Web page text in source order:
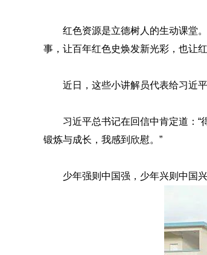
红色资源是立德树人的生动课堂
事，让百年红色史焕发新光彩，也让
近日，这些小讲解员代表给习近
习近平总书记在回信中肯定道：
锻炼与成长，我感到欣慰。”
少年强则中国强，少年兴则中国